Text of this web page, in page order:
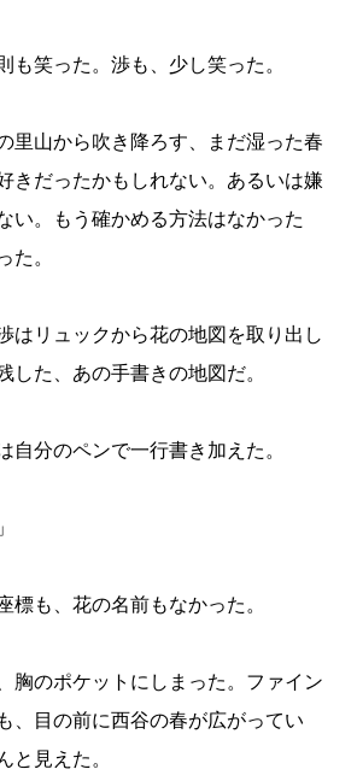
も笑った。渉も、少し笑った。
里山から吹き降ろす、まだ湿った春
きだったかもしれない。あるいは嫌
い。もう確かめる方法はなかった
た。
はリュックから花の地図を取り出し
した、あの手書きの地図だ。
自分のペンで一行書き加えた。
標も、花の名前もなかった。
胸のポケットにしまった。ファイン
、目の前に西谷の春が広がってい
と見えた。